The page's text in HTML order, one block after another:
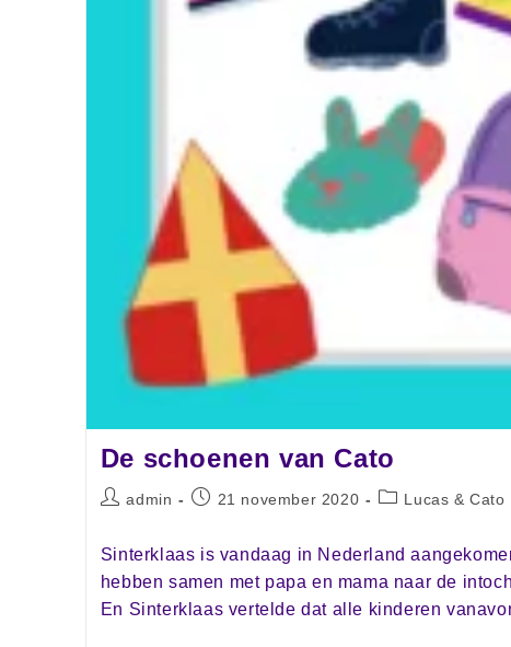
De schoenen van Cato
admin 21 november 2020 Lucas & Cato
Sinterklaas is vandaag in Nederland
hebben samen met papa en mama naar de
En Sinterklaas vertelde dat alle kinderen